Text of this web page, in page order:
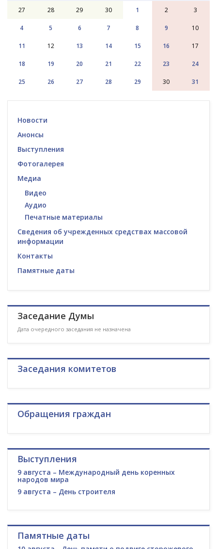
27 28 29 30 1 2 3
4 5 6 7 8 9 10
11 12 13 14 15 16 17
18 19 20 21 22 23 24
25 26 27 28 29 30 31
Новости
Анонсы
Выступления
Фотогалерея
Медиа
Видео
Аудио
Печатные материалы
Сведения об учрежденных средствах массовой
информации
Контакты
Памятные даты
Заседание Думы
Дата очередного заседания не назначена
Заседания комитетов
Обращения граждан
Выступления
9 августа – Международный день коренных
народов мира
9 августа – День строителя
Памятные даты